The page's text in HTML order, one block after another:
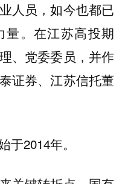
人员，如今也都已
量。在江苏高投期
、党委委员，并作
证券、江苏信托董
2014年。